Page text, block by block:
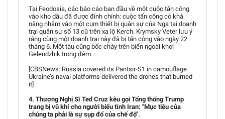
Tại Feodosia, các báo cáo ban đầu về một cuộc tấn công
vào kho dầu đã được đính chính: cuộc tấn công có khả
năng nhắm vào một cụm thiết bị quân sự của Nga tại doanh
trại quân sự số 13 cũ trên xa lộ Kerch. Krymsky Veter lưu ý
rằng cùng một doanh trại này đã bị tấn công vào ngày 22
tháng 6. Một tàu cũng bốc cháy trên biển ngoài khơi
Gelendzhik trong đêm.
[CBSNews: Russia covered its Pantsir-S1 in camouflage.
Ukraine’s naval platforms delivered the drones that burned
it]
4. Thượng Nghị Sĩ Ted Cruz kêu gọi Tổng thống Trump
trang bị vũ khí cho người biểu tình Iran: "Mục tiêu của
chúng ta phải là sự sụp đổ của chế độ".